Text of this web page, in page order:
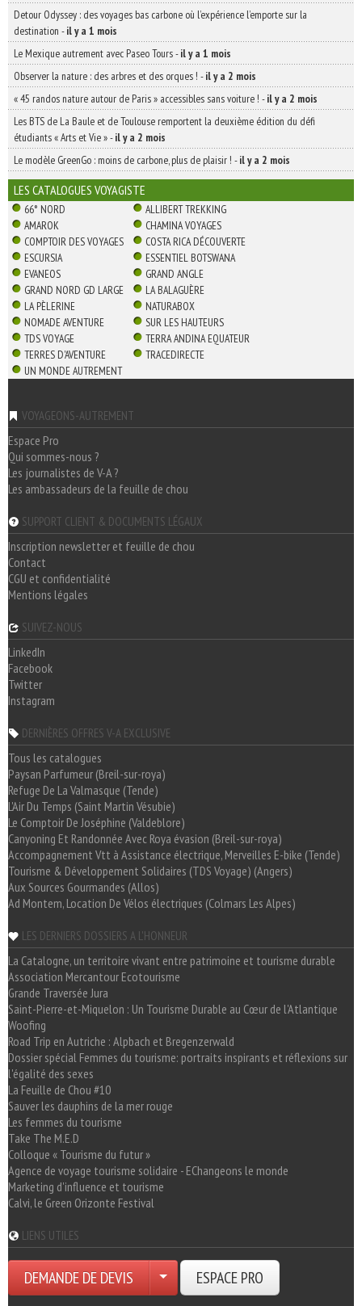
Detour Odyssey : des voyages bas carbone où l’expérience l’emporte sur la
destination -il y a 1 mois
Le Mexique autrement avec Paseo Tours-il y a 1 mois
Observer la nature : des arbres et des orques ! -il y a 2 mois
« 45 randos nature autour de Paris » accessibles sans voiture ! -il y a 2 mois
Les BTS de La Baule et de Toulouse remportent la deuxième édition du défi
étudiants « Arts et Vie »-il y a 2 mois
Le modèle GreenGo : moins de carbone, plus de plaisir ! -il y a 2 mois
LES CATALOGUES VOYAGISTE
66° NORD
ALLIBERT TREKKING
AMAROK
CHAMINA VOYAGES
COMPTOIR DES VOYAGES
COSTA RICA DÉCOUVERTE
ESCURSIA
ESSENTIEL BOTSWANA
EVANEOS
GRAND ANGLE
GRAND NORD GD LARGE
LA BALAGUÈRE
LA PÈLERINE
NATURABOX
NOMADE AVENTURE
SUR LES HAUTEURS
TDS VOYAGE
TERRA ANDINA EQUATEUR
TERRES D'AVENTURE
TRACEDIRECTE
UN MONDE AUTREMENT
VOYAGEONS-AUTREMENT
Espace Pro
Qui sommes-nous ?
Les journalistes de V-A ?
Les ambassadeurs de la feuille de chou
SUPPORT CLIENT & DOCUMENTS LÉGAUX
Inscription newsletter et feuille de chou
Contact
CGU et confidentialité
Mentions légales
SUIVEZ-NOUS
LinkedIn
Facebook
Twitter
Instagram
DERNIÈRES OFFRES V-A EXCLUSIVE
Tous les catalogues
Paysan Parfumeur (Breil-sur-roya)
Refuge De La Valmasque (Tende)
L'Air Du Temps (Saint Martin Vésubie)
Le Comptoir De Joséphine (Valdeblore)
Canyoning Et Randonnée Avec Roya évasion (Breil-sur-roya)
Accompagnement Vtt à Assistance électrique, Merveilles E-bike (Tende)
Tourisme & Développement Solidaires (TDS Voyage) (Angers)
Aux Sources Gourmandes (Allos)
Ad Montem, Location De Vélos électriques (Colmars Les Alpes)
LES DERNIERS DOSSIERS A L'HONNEUR
La Catalogne, un territoire vivant entre patrimoine et tourisme durable
Association Mercantour Ecotourisme
Grande Traversée Jura
Saint-Pierre-et-Miquelon : Un Tourisme Durable au Cœur de l'Atlantique
Woofing
Road Trip en Autriche : Alpbach et Bregenzerwald
Dossier spécial Femmes du tourisme: portraits inspirants et réflexions sur
l'égalité des sexes
La Feuille de Chou #10
Sauver les dauphins de la mer rouge
Les femmes du tourisme
Take The M.E.D
Colloque « Tourisme du futur »
Agence de voyage tourisme solidaire - EChangeons le monde
Marketing d'influence et tourisme
Calvi, le Green Orizonte Festival
LIENS UTILES
DEMANDE DE DEVIS ESPACE PRO